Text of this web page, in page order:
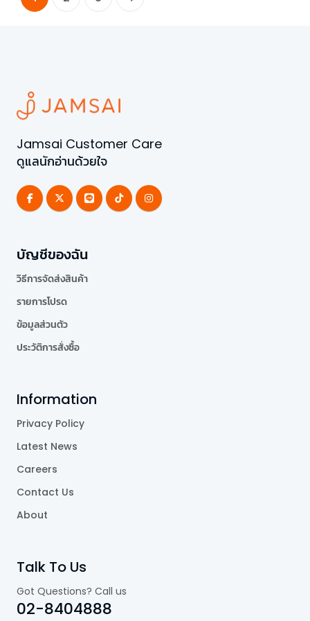
Jamsai Customer Care
ดูแลนักอ่านด้วยใจ
บัญชีของฉัน
วิธีการจัดส่งสินค้า
รายการโปรด
ข้อมูลส่วนตัว
ประวัติการสั่งซื้อ
Information
Privacy Policy
Latest News
Careers
Contact Us
About
Talk To Us
Got Questions? Call us
02-8404888